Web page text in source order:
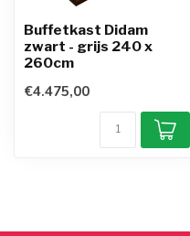
Buffetkast Didam
zwart - grijs 240 x
260cm
€4.475,00